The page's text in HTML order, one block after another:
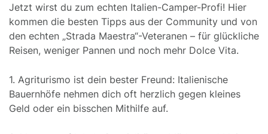
Jetzt wirst du zum echten Italien-Camper-Profi! Hier
kommen die besten Tipps aus der Community und von
den echten „Strada Maestra“-Veteranen – für glückliche
Reisen, weniger Pannen und noch mehr Dolce Vita.
1. Agriturismo ist dein bester Freund: Italienische
Bauernhöfe nehmen dich oft herzlich gegen kleines
Geld oder ein bisschen Mithilfe auf.